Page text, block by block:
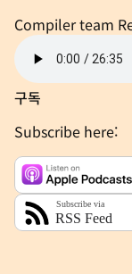
Compiler team
구독
Subscribe here: